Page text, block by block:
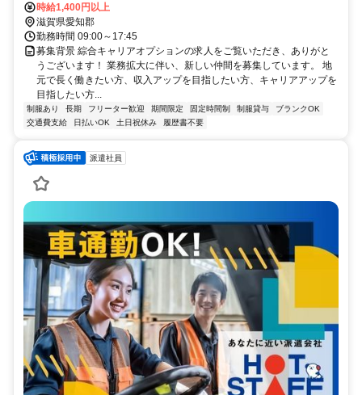
知川駅」
時給1,400円以上
滋賀県愛知郡
勤務時間 09:00～17:45
募集背景 綜合キャリアオプションの求人をご覧いただき、ありがと
うございます！ 業務拡大に伴い、新しい仲間を募集しています。 地
元で長く働きたい方、収入アップを目指したい方、キャリアアップを
目指したい方...
制服あり 長期 フリーター歓迎 期間限定 固定時間制 制服貸与
ブランクOK
交通費支給
日払いOK 土日祝休み 履歴書不要
派遣社員